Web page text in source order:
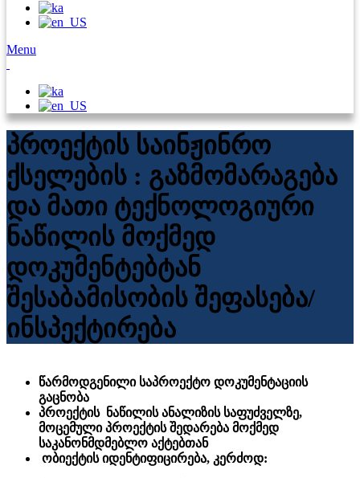
Menu
პროექტის საინჟინრო
ქსელების : გაზმომარაგება
და მათი ტექნოლოგიური
ნაწილის მოქმედ
დოკუმენტებტან
შესაბამისობის შეფასება/
ინსპექტირება
წარმოდგენილი საპროექტო დოკუმენტაციის
გაცნობა
პროექტის ნაწილის ანალიზის საფუძველზე,
მოცემული პროექტის შედარება მოქმედ
საკანონმდმებლო აქტებთან
ობიექტის იდენტიფიცირება, კერძოდ: